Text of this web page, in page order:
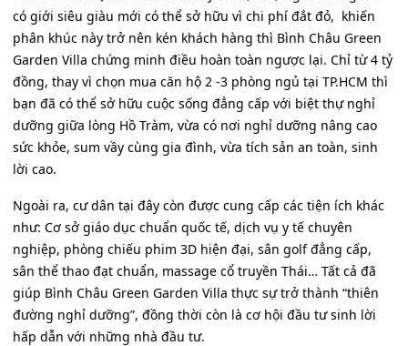
có giới siêu giàu mới có thể sở hữu vì chi phí đắt đỏ, khiến
phân khúc này trở nên kén khách hàng thì Bình Châu Green
Garden Villa chứng minh điều hoàn toàn ngược lại. Chỉ từ 4 tỷ
đồng, thay vì chọn mua căn hộ 2 -3 phòng ngủ tại TP.HCM thì
bạn đã có thể sở hữu cuộc sống đẳng cấp với biệt thự nghỉ
dưỡng giữa lòng Hồ Tràm, vừa có nơi nghỉ dưỡng nâng cao
sức khỏe, sum vầy cùng gia đình, vừa tích sản an toàn, sinh
lời cao.
Ngoài ra, cư dân tại đây còn được cung cấp các tiện ích khác
như: Cơ sở giáo dục chuẩn quốc tế, dịch vụ y tế chuyên
nghiệp, phòng chiếu phim 3D hiện đại, sân golf đẳng cấp,
sân thể thao đạt chuẩn, massage cổ truyền Thái… Tất cả đã
giúp Bình Châu Green Garden Villa thực sự trở thành “thiên
đường nghỉ dưỡng”, đồng thời còn là cơ hội đầu tư sinh lời
hấp dẫn với những nhà đầu tư.